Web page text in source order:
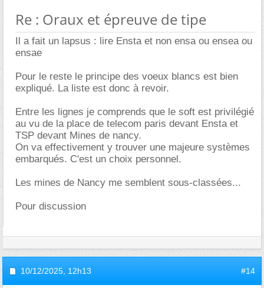
Re : Oraux et épreuve de tipe
Il a fait un lapsus : lire Ensta et non ensa ou ensea ou
ensae
Pour le reste le principe des voeux blancs est bien
expliqué. La liste est donc à revoir.
Entre les lignes je comprends que le soft est privilégié
au vu de la place de telecom paris devant Ensta et
TSP devant Mines de nancy.
On va effectivement y trouver une majeure systèmes
embarqués. C'est un choix personnel.
Les mines de Nancy me semblent sous-classées...
Pour discussion
10/12/2025, 12h13 #14